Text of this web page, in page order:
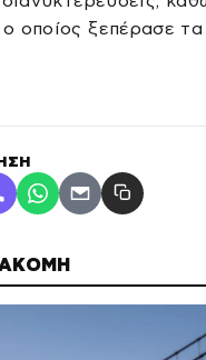
οποίος ξεπέρασε τα